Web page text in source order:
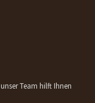
Team hilft Ihnen